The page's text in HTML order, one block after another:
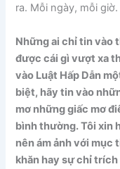
ra. Mỗi ngày, mỗi
Những ai chỉ tin vào
được cái gì vượt xa
vào Luật Hấp Dẫn
biệt, hãy tin vào
mơ những giấc mơ
bình thường. Tôi xin
nên ám ảnh với mục
khăn hay sự chỉ